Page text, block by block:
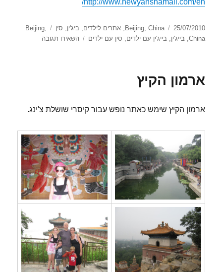
http://www.newyanshamall.com/en/
פורסם
בתאריך
25/07/2010 קטגוריותBeijing, China
,אתרים לילדים,ביג'ין, סין תגיות
Beijing,
China
,בייג'ין,בייג'ין עם ילדים, סין עם ילדים השאירו תגובה
ארמון הקיץ
ארמון הקיץ שימש כאתר נופש עבור קיסרי שושלת צ'ינג.